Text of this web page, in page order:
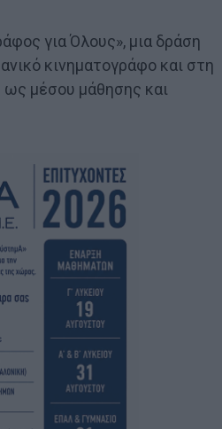
για Όλους», μια δράση
κινηματογράφο και στη
ως μέσου μάθησης και